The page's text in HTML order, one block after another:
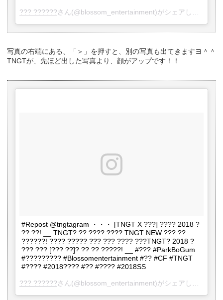
??? ??????さん(@blossom_entertainment)がシェアした投稿 -
写真の右端にある、「＞」を押すと、別の写真も出てきますヨ＾＾
TNGTが、先ほど出した写真より、顔がアップです！！
#Repost @tngtagram ・・・ [TNGT X ???] ???? 2018 ?
?? ??! __ TNGT? ?? ???? ???? TNGT NEW ??? ??
??????! ???? ????? ??? ??? ???? ???TNGT? 2018 ?
??? ??? [??? ??]? ?? ?? ?????! __ #??? #ParkBoGum
#????????? #Blossomentertainment #?? #CF #TNGT
#???? #2018???? #?? #???? #2018SS
??? ??????さん(@blossom_entertainment)がシェアした投稿 -